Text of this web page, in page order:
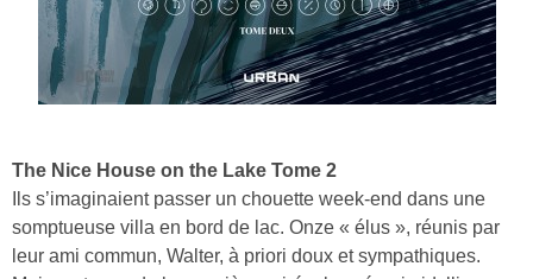
The Nice House on the Lake Tome 2
Ils s’imaginaient passer un chouette week-end dans une
somptueuse villa en bord de lac. Onze « élus », réunis par
leur ami commun, Walter, à priori doux et sympathiques.